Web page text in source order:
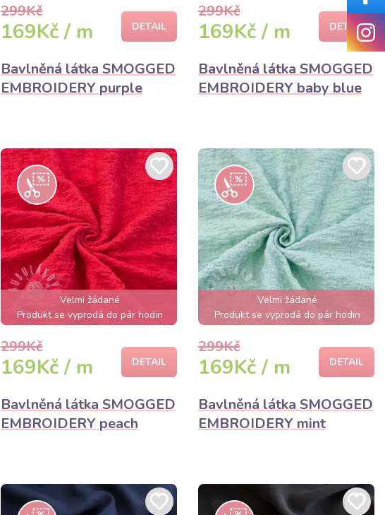
299Kč
169Kč / m DETAIL
Bavlněná látka SMOGGED
EMBROIDERY purple
299Kč
169Kč / m DETAIL
Bavlněná látka SMOGGED
EMBROIDERY baby blue
Velmi žádané
Produkt se vyprodá do pár hodin
299Kč
169Kč / m DETAIL
Bavlněná látka SMOGGED
EMBROIDERY peach
Velmi žádané
Produkt se vyprodá do pár hodin
299Kč
169Kč / m DETAIL
Bavlněná látka SMOGGED
EMBROIDERY mint